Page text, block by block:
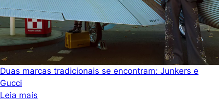
Duas marcas tradicionais se encontram: Junkers e
Gucci
Leia mais